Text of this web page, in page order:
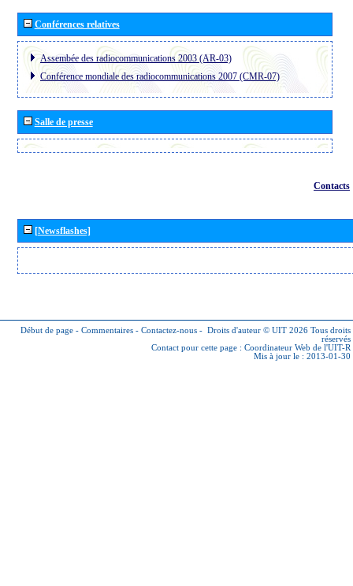
Conférences relatives
Assembée des radiocommunications 2003 (AR-03)
Conférence mondiale des radiocommunications 2007 (CMR-07)
Salle de presse
Contacts
[Newsflashes]
Début de page - Commentaires - Contactez-nous - Droits d'auteur © UIT 2026 Tous droits
réservés
Contact pour cette page : Coordinateur Web de l'UIT-R
Mis à jour le : 2013-01-30